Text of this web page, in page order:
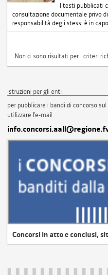
I testi pubblicati
consultazione documentale privo
responsabilità degli stessi è in
Non ci sono risultati per i criteri
istruzioni per gli enti
per pubblicare i bandi di concorso
utilizzare l'e-mail
Concorsi in atto e conclusi,